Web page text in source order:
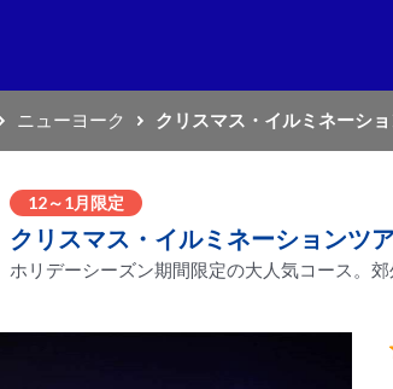
ニューヨーク クリスマス・イルミネーシ
12～1月限定
クリスマス・イルミネーションツ
ホリデーシーズン期間限定の大人気コース。